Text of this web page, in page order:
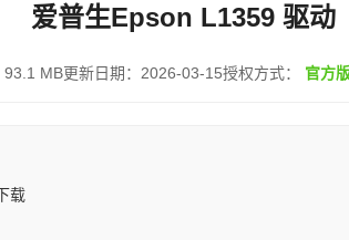
爱普生Epson L1359 驱动
93.1 MB更新日期： 2026-03-15授权方式： 官方
载